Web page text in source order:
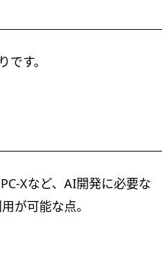
す。
Xなど、AI開発に必要な
が可能な点。